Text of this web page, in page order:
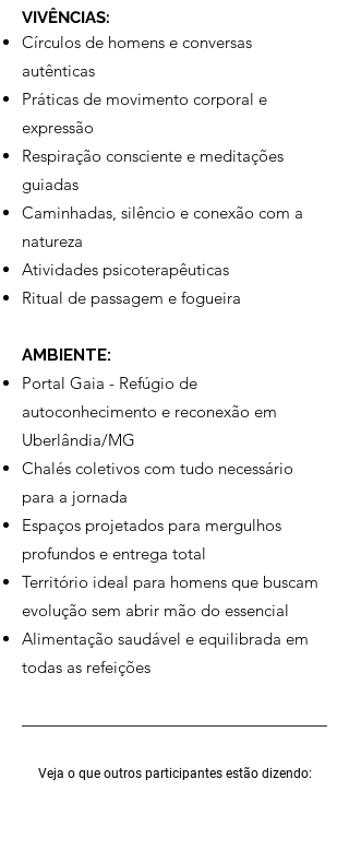
VIVÊNCIAS:
Círculos de homens e conversas
autênticas
Práticas de movimento corporal e
expressão
Respiração consciente e meditações
guiadas
Caminhadas, silêncio e conexão com a
natureza
Atividades psicoterapêuticas
Ritual de passagem e fogueira
AMBIENTE:
Portal Gaia - Refúgio de
autoconhecimento e reconexão em
Uberlândia/MG
Chalés coletivos com tudo necessário
para a jornada
Espaços projetados para mergulhos
profundos e entrega total
Território ideal para homens que buscam
evolução sem abrir mão do essencial
Alimentação saudável e equilibrada em
todas as refeições
Veja o que outros participantes estão dizendo: